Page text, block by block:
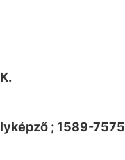
; 1589-7575